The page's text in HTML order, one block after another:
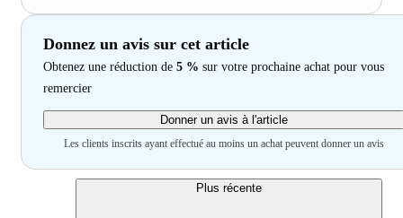
Donnez un avis sur cet article
Obtenez une réduction de 5 % sur votre prochaine achat pour vous
remercier
Donner un avis à l'article
Les clients inscrits ayant effectué au moins un achat peuvent donner un avis
Plus récente